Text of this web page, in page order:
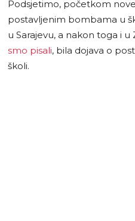
Podsjetimo, početkom
postavljenim bombama u
u Sarajevu, a nakon toga i u
smo pisali, bila dojava o
školi.